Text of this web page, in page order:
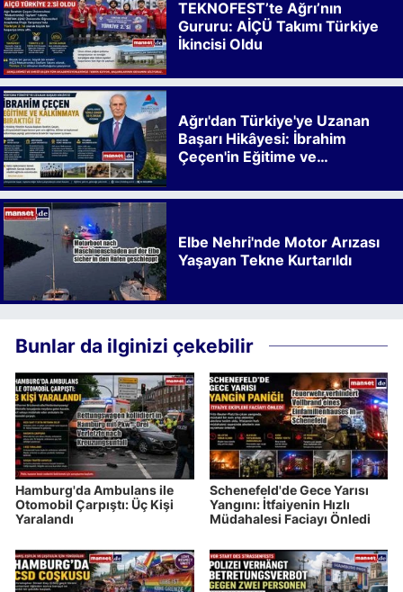
TEKNOFEST’te Ağrı’nın
Gururu: AİÇÜ Takımı Türkiye
İkincisi Oldu
Ağrı'dan Türkiye'ye Uzanan
Başarı Hikâyesi: İbrahim
Çeçen'in Eğitime ve
Elbe Nehri'nde Motor Arızası
Yaşayan Tekne Kurtarıldı
Bunlar da ilginizi çekebilir
Hamburg'da Ambulans ile
Otomobil Çarpıştı: Üç Kişi
Yaralandı
Schenefeld'de Gece Yarısı
Yangını: İtfaiyenin Hızlı
Müdahalesi Faciayı Önledi